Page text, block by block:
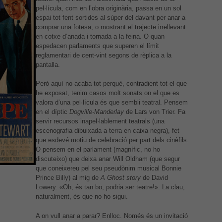
pel·lícula, com en l’obra originària, passa en un sol
espai tot fent sortides al súper del davant per anar a
comprar una fotesa, o mostrant el trajecte irrellevant
en cotxe d’anada i tornada a la feina. O quan
espedacen parlaments que superen el límit
reglamentari de cent-vint segons de rèplica a la
pantalla.
Però aquí no acaba tot perquè, contradient tot el que
he exposat, tenim casos molt sonats on el que es
valora d’una pel·lícula és que sembli teatral. Pensem
en el dípticDogville-Manderlay de Lars von Trier. Fa
servir recursos inapel·lablement teatrals (una
escenografia dibuixada a terra en caixa negra), fet
que esdevé motiu de celebració per part dels cinèfils.
O pensem en el parlament (magnífic, no ho
discuteixo) que deixa anar Will Oldham (que segur
que coneixereu pel seu pseudònim musical Bonnie
Prince Billy) al mig deA Ghost story de David
Lowery. «Oh, és tan bo, podria ser teatre!». La clau,
naturalment, és que no ho sigui.
A on vull anar a parar? Enlloc. Només és un invitació